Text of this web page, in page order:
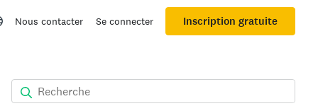
Nous contacter Se connecter Inscription gratuite